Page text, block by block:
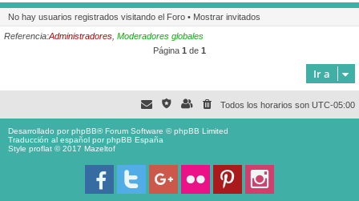
r
No hay usuarios registrados visitando el Foro • Mostrar invitados
Referencia:Administradores Moderadores globales
Página 1 de 1
Ir a
Todos los horarios son UTC-05:00
Desarrollado porphpBB® Forum Software © phpBB Limited
Traducción al español porphpBB España
Style proflat © 2017 Mazeltof